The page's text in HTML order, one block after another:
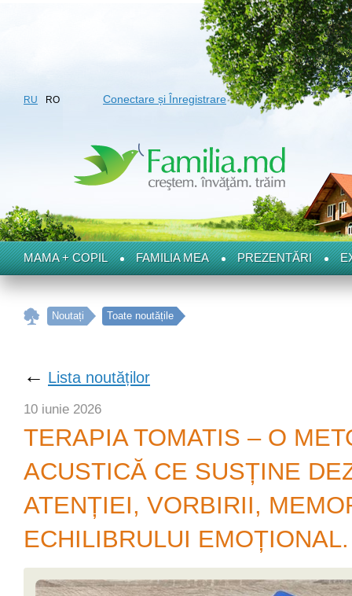
RU RO Conectare și Înregistrare
MAMA + COPIL FAMILIA MEA PREZENTĂRI
Noutați Toate noutățile
← Lista noutăților
10 iunie 2026
TERAPIA TOMATIS – O
ACUSTICĂ CE SUSȚINE
ATENȚIEI, VORBIRII,
ECHILIBRULUI EMOȚIONAL.